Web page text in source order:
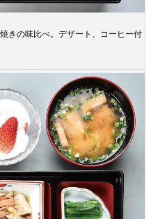
きの味比べ。デザート、コーヒー付